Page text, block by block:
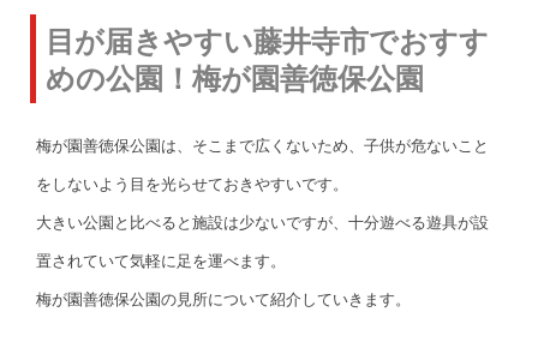
目が届きやすい藤井寺市でおすす
めの公園！梅が園善徳保公園
梅が園善徳保公園は、そこまで広くないため、子供が危ないこと
をしないよう目を光らせておきやすいです。
大きい公園と比べると施設は少ないですが、十分遊べる遊具が設
置されていて気軽に足を運べます。
梅が園善徳保公園の見所について紹介していきます。